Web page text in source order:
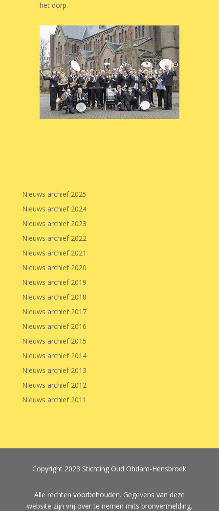
het dorp.
Nieuws archief 2025
Nieuws archief 2024
Nieuws archief 2023
Nieuws archief 2022
Nieuws archief 2021
Nieuws archief 2020
Nieuws archief 2019
Nieuws archief 2018
Nieuws archief 2017
Nieuws archief 2016
Nieuws archief 2015
Nieuws archief 2014
Nieuws archief 2013
Nieuws archief 2012
Nieuws archief 2011
Copyright 2023 Stichting Oud Obdam-Hensbroek
Alle rechten voorbehouden. Gegevens van deze
website zijn vrij over te nemen mits bronvermelding.